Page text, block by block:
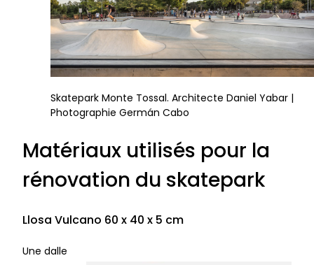
Skatepark Monte Tossal. Architecte Daniel Yabar |
Photographie Germán Cabo
Matériaux utilisés pour la
rénovation du skatepark
Llosa Vulcano 60 x 40 x 5 cm
Une dalle